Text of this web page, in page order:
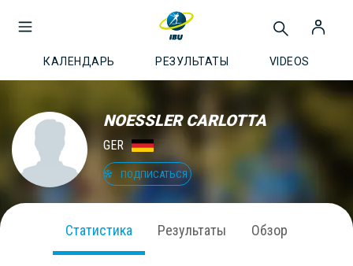
КАЛЕНДАРЬ РЕЗУЛЬТАТЫ VIDEOS
NOESSLER CARLOTTA
GER
ПОДПИСАТЬСЯ
Статистика Результаты Обзор